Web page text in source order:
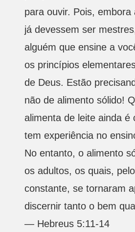
para ouvir. Pois, embora
já devessem ser
alguém que ensine a
os princípios
de Deus. Estão
não de alimento sólido!
alimenta de leite ainda é
tem experiência no
No entanto, o alimento
os adultos, os quais,
constante, se tornaram
discernir tanto o bem
— Hebreus 5:11-14